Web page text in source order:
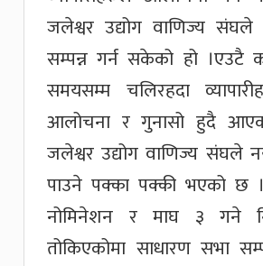
जलेश्वर उद्योग वाणिज्य
सम्पन्न गर्न सकेको हो ।एउटै
समयसम्म चलिरहदा
आलोचना र गुनासो हुदै
जलेश्वर उद्योग वाणिज्य संघले
पाउने पक्का पक्की भएको छ
नोमिनेशन र माघ ३ गने
तोकिएकोमा साधारण सभा